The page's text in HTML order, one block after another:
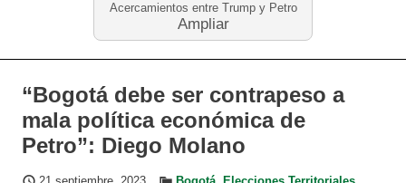
Acercamientos entre Trump y Petro
Ampliar
“Bogotá debe ser contrapeso a
mala política económica de
Petro”: Diego Molano